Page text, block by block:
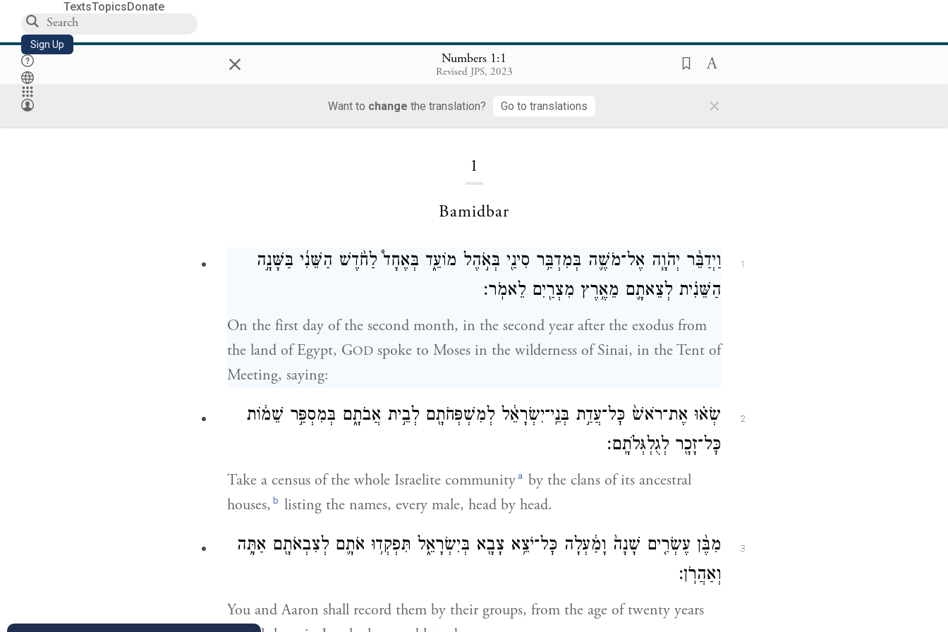
TextsTopicsDonate
Sign Up × Numbers 1:1
Revised JPS, 2023
Want to change the translation? Go to translations ×
Numbers
1
Bamidbar
1
וַיְדַבֵּ֨ר יְהֹוָ֧ה אֶל־מֹשֶׁ֛ה בְּמִדְבַּ֥ר סִינַ֖י בְּאֹ֣הֶל מוֹעֵ֑ד בְּאֶחָד֩ לַחֹ֨דֶשׁ הַשֵּׁנִ֜י בַּשָּׁנָ֣ה
הַשֵּׁנִ֗ית לְצֵאתָ֛ם מֵאֶ֥רֶץ מִצְרַ֖יִם לֵאמֹֽר׃
On the first day of the second month, in the second year after the exodus from
the land of Egypt, GOD spoke to Moses in the wilderness of Sinai, in the Tent of
Meeting, saying:
2
שְׂא֗וּ אֶת־רֹאשׁ֙ כׇּל־עֲדַ֣ת בְּנֵֽי־יִשְׂרָאֵ֔ל לְמִשְׁפְּחֹתָ֖ם לְבֵ֣ית אֲבֹתָ֑ם בְּמִסְפַּ֣ר שֵׁמ֔וֹת
כׇּל־זָכָ֖ר לְגֻלְגְּלֹתָֽם׃
Take a census of the whole Israelite community a by the clans of its ancestral
houses, b listing the names, every male, head by head.
3
מִבֶּ֨ן עֶשְׂרִ֤ים שָׁנָה֙ וָמַ֔עְלָה כׇּל־יֹצֵ֥א צָבָ֖א בְּיִשְׂרָאֵ֑ל תִּפְקְד֥וּ אֹתָ֛ם לְצִבְאֹתָ֖ם אַתָּ֥ה
וְאַהֲרֹֽן׃
You and Aaron shall record them by their groups, from the age of twenty years